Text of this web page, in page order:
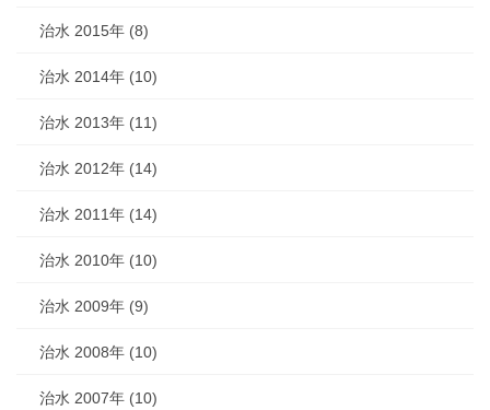
治水 2015年 (8)
治水 2014年 (10)
治水 2013年 (11)
治水 2012年 (14)
治水 2011年 (14)
治水 2010年 (10)
治水 2009年 (9)
治水 2008年 (10)
治水 2007年 (10)